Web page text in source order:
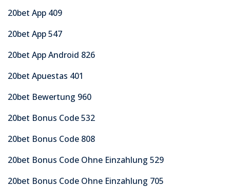
20bet App 409
20bet App 547
20bet App Android 826
20bet Apuestas 401
20bet Bewertung 960
20bet Bonus Code 532
20bet Bonus Code 808
20bet Bonus Code Ohne Einzahlung 529
20bet Bonus Code Ohne Einzahlung 705